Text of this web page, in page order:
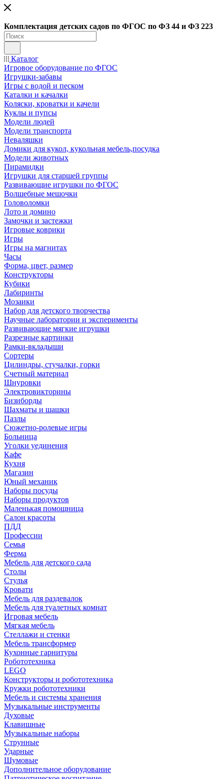
Комплектация детских садов по ФГОC по ФЗ 44 и ФЗ 223
Каталог
Игровое оборудование по ФГОС
Игрушки-забавы
Игры с водой и песком
Каталки и качалки
Коляски, кроватки и качели
Куклы и пупсы
Модели людей
Модели транспорта
Неваляшки
Домики для кукол, кукольная мебель,посудка
Модели животных
Пирамидки
Игрушки для старшей группы
Развивающие игрушки по ФГОС
Волшебные мешочки
Головоломки
Лото и домино
Замочки и застежки
Игровые коврики
Игры
Игры на магнитах
Часы
Форма, цвет, размер
Конструкторы
Кубики
Лабиринты
Мозаики
Набор для детского творчества
Научные лаборатории и эксперименты
Развивающие мягкие игрушки
Разрезные картинки
Рамки-вкладыши
Сортеры
Цилиндры, стучалки, горки
Счетный материал
Шнуровки
Электровикторины
Бизиборды
Шахматы и шашки
Пазлы
Сюжетно-ролевые игры
Больница
Уголки уединения
Кафе
Кухня
Магазин
Юный механик
Наборы посуды
Наборы продуктов
Маленькая помощница
Салон красоты
ПДД
Профессии
Семья
Ферма
Мебель для детского сада
Столы
Cтулья
Кровати
Мебель для раздевалок
Мебель для туалетных комнат
Игровая мебель
Мягкая мебель
Стеллажи и стенки
Мебель трансформер
Кухонные гарнитуры
Робототехника
LEGO
Конструкторы и робототехника
Кружки робототехники
Мебель и системы хранения
Музыкальные инструменты
Духовые
Клавишные
Музыкальные наборы
Струнные
Ударные
Шумовые
Дополнительное оборудование